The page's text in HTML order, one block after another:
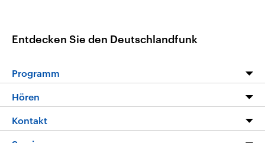
Entdecken Sie den Deutschlandfunk
Programm
Programm
Die Nachrichten
Hören
Livestream
Kontakt